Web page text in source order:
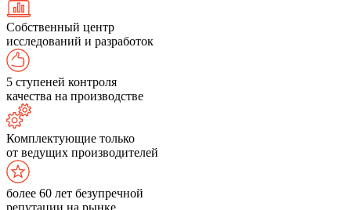
Собственный центр
исследований и разработок
5 ступеней контроля
качества на производстве
Комплектующие только
от ведущих производителей
более 60 лет безупречной
репутации на рынке